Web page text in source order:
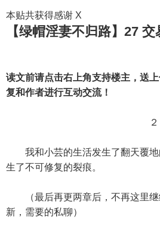
本贴共获得感谢 X
【绿帽淫妻不归路】27 交
读文前请点击右上角支持楼主，送
复和作者进行互动交流！
２７、
我和小芸的生活发生了翻天覆地
生了不可修复的裂痕。
（最后再更两章后，不再这里继
新，需要的私聊）